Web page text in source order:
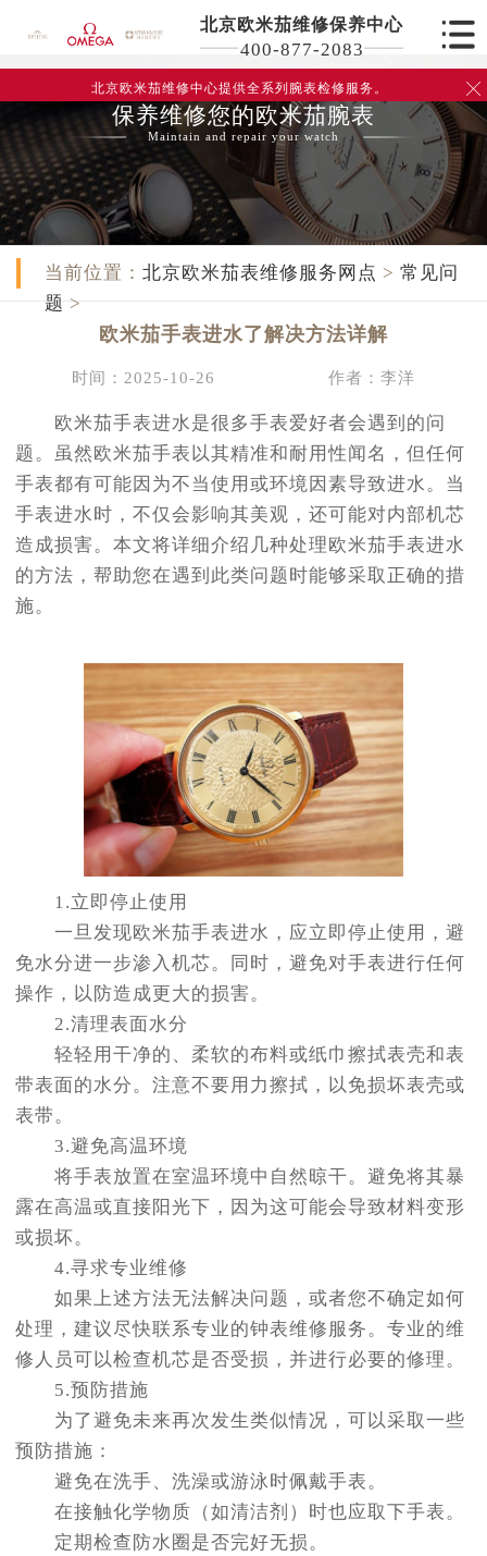
北京欧米茄维修保养中心
400-877-2083
北京欧米茄维修中心提供全系列腕表检修服务。 
保养维修您的欧米茄腕表
Maintain and repair your watch
当前位置： 北京欧米茄表维修服务网点 > 常见问
题 >
欧米茄手表进水了解决方法详解
时间：2025-10-26 作者：李洋
欧米茄手表进水是很多手表爱好者会遇到的问
题。虽然欧米茄手表以其精准和耐用性闻名，但任何
手表都有可能因为不当使用或环境因素导致进水。当
手表进水时，不仅会影响其美观，还可能对内部机芯
造成损害。本文将详细介绍几种处理欧米茄手表进水
的方法，帮助您在遇到此类问题时能够采取正确的措
施。
1.立即停止使用
一旦发现欧米茄手表进水，应立即停止使用，避
免水分进一步渗入机芯。同时，避免对手表进行任何
操作，以防造成更大的损害。
2.清理表面水分
轻轻用干净的、柔软的布料或纸巾擦拭表壳和表
带表面的水分。注意不要用力擦拭，以免损坏表壳或
表带。
3.避免高温环境
将手表放置在室温环境中自然晾干。避免将其暴
露在高温或直接阳光下，因为这可能会导致材料变形
或损坏。
4.寻求专业维修
如果上述方法无法解决问题，或者您不确定如何
处理，建议尽快联系专业的钟表维修服务。专业的维
修人员可以检查机芯是否受损，并进行必要的修理。
5.预防措施
为了避免未来再次发生类似情况，可以采取一些
预防措施：
避免在洗手、洗澡或游泳时佩戴手表。
在接触化学物质（如清洁剂）时也应取下手表。
定期检查防水圈是否完好无损。